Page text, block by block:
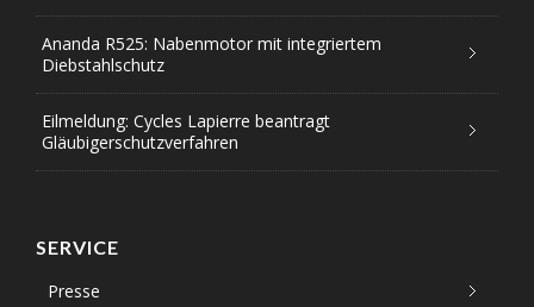
Ananda R525: Nabenmotor mit integriertem
Diebstahlschutz
Eilmeldung: Cycles Lapierre beantragt
Gläubigerschutzverfahren
SERVICE
Presse